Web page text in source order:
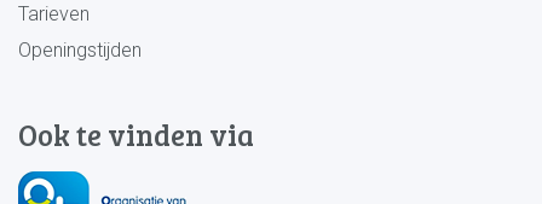
Tarieven
Openingstijden
Ook te vinden via